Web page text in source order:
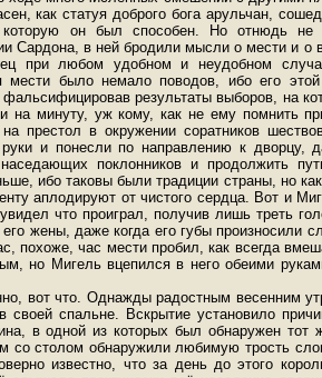
как статуя доброго бога арульчан,
он был способен. Но отнюдь
Сардона, в ней бродили мысли о мести и
при любом удобном и неудобном
мести было немало поводов, ибо его
результаты выборов, на
на минуту, уж кому, как не ему помнить
престол в окружении соратников
и понесли по направлению к дворцу,
поклонников и продолжить
ибо таковы были традиции страны, но
аплодируют от чистого сердца. Вот и
что проиграл, получив лишь треть
жены, даже когда его губы произносили
похоже, час мести пробил, как всегда
но Мигель вцепился в него обеими
вот что. Однажды радостным весенним
спальне. Вскрытие установило
в одной из которых был обнаружен тот
со столом обнаружили любимую трость
известно, что за день до этого